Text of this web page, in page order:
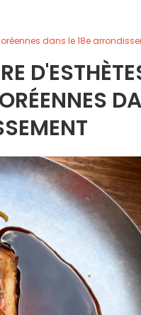
dans le 18e